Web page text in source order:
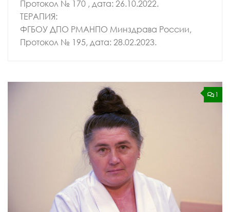
Протокол № 170 , дата: 26.10.2022.
ТЕРАПИЯ:
ФГБОУ ДПО РМАНПО Минздрава России,
Протокол № 195, дата: 28.02.2023.
1